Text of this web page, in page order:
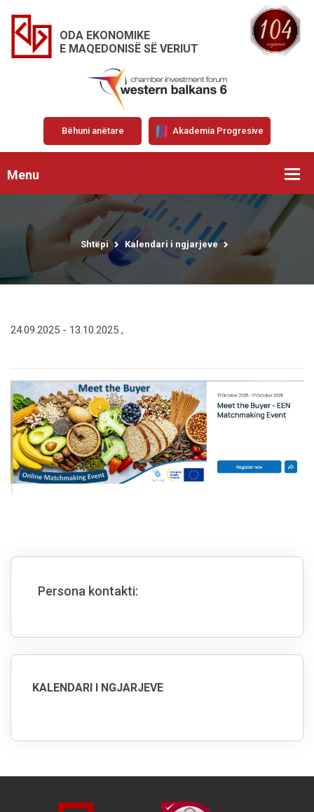
ODA EKONOMIKE
E MAQEDONISË SË VERIUT
Bëhuni anëtare Akademia Progresive
Menu
Shtëpi Kalendari i ngjarjeve
24.09.2025 - 13.10.2025 ,
Persona kontakti:
KALENDARI I NGJARJEVE